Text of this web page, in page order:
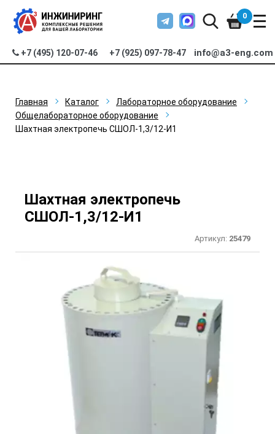
+7 (495) 120-07-46 +7 (925) 097-78-47 info@a3-eng.com
0
Главная Каталог
Лабораторное оборудование
Общелабораторное оборудование
Шахтная электропечь СШОЛ-1,3/12-И1
Шахтная электропечь
СШОЛ-1,3/12-И1
Артикул: 25479